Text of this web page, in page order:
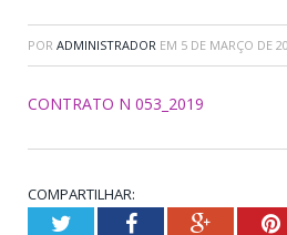
POR ADMINISTRADOR EM 5 DE MARÇO DE
CONTRATO N 053_2019
COMPARTILHAR:
TwitterFacebookGoogle+